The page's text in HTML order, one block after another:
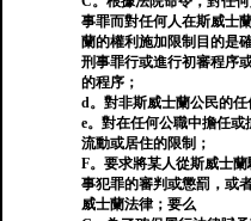
事罪而對任何人在斯威士
蘭的權利施加限制目的是
刑事罪行或進行初審程序
的程序；
d。對非斯威士蘭公民的
e。對在任何公職中擔任
流動或居住的限制；
F。要求將某人從斯威士
事犯罪的審判或懲罰，或
威士蘭法律；要么